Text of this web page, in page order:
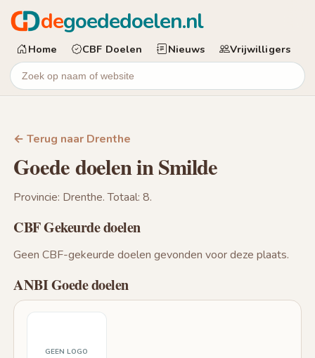
degoededoelen.nl
Home CBF Doelen Nieuws Vrijwilligers
← Terug naar Drenthe
Goede doelen in Smilde
Provincie: Drenthe. Totaal: 8.
CBF Gekeurde doelen
Geen CBF-gekeurde doelen gevonden voor deze plaats.
ANBI Goede doelen
GEEN LOGO